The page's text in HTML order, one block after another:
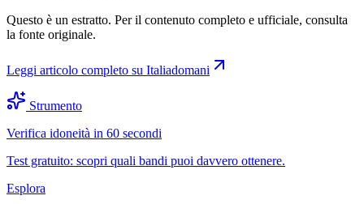
Questo è un estratto. Per il contenuto completo e ufficiale, consulta
la fonte originale.
Leggi articolo completo su Italiadomani
Strumento
Verifica idoneità in 60 secondi
Test gratuito: scopri quali bandi puoi davvero ottenere.
Esplora